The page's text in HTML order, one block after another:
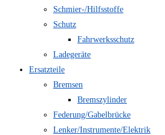
Schmier-/Hilfsstoffe
Schutz
Fahrwerksschutz
Ladegeräte
Ersatzteile
Bremsen
Bremszylinder
Federung/Gabelbrücke
Lenker/Instrumente/Elektrik